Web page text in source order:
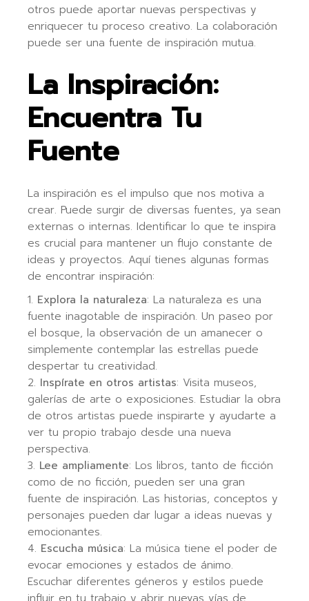
otros puede aportar nuevas perspectivas y
enriquecer tu proceso creativo. La colaboración
puede ser una fuente de inspiración mutua.
La Inspiración:
Encuentra Tu
Fuente
La inspiración es el impulso que nos motiva a
crear. Puede surgir de diversas fuentes, ya sean
externas o internas. Identificar lo que te inspira
es crucial para mantener un flujo constante de
ideas y proyectos. Aquí tienes algunas formas
de encontrar inspiración:
Explora la naturaleza: La naturaleza es una
fuente inagotable de inspiración. Un paseo por
el bosque, la observación de un amanecer o
simplemente contemplar las estrellas puede
despertar tu creatividad.
Inspírate en otros artistas: Visita museos,
galerías de arte o exposiciones. Estudiar la obra
de otros artistas puede inspirarte y ayudarte a
ver tu propio trabajo desde una nueva
perspectiva.
Lee ampliamente: Los libros, tanto de ficción
como de no ficción, pueden ser una gran
fuente de inspiración. Las historias, conceptos y
personajes pueden dar lugar a ideas nuevas y
emocionantes.
Escucha música: La música tiene el poder de
evocar emociones y estados de ánimo.
Escuchar diferentes géneros y estilos puede